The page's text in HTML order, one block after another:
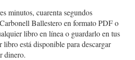
minutos, cuarenta segundos
Ballestero en formato PDF o
libro en línea o guardarlo en tus
está disponible para descargar
dinero.